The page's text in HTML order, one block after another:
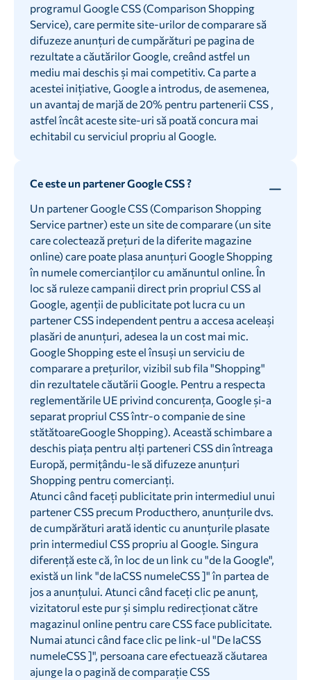
programul Google CSS (Comparison Shopping
Service), care permite site-urilor de comparare să
difuzeze anunțuri de cumpărături pe pagina de
rezultate a căutărilor Google, creând astfel un
mediu mai deschis și mai competitiv. Ca parte a
acestei inițiative, Google a introdus, de asemenea,
un avantaj de marjă de 20% pentru partenerii CSS ,
astfel încât aceste site-uri să poată concura mai
echitabil cu serviciul propriu al Google.
Ce este un partener Google CSS ?
Un partener Google CSS (Comparison Shopping
Service partner) este un site de comparare (un site
care colectează prețuri de la diferite magazine
online) care poate plasa anunțuri Google Shopping
în numele comercianților cu amănuntul online. În
loc să ruleze campanii direct prin propriul CSS al
Google, agenții de publicitate pot lucra cu un
partener CSS independent pentru a accesa aceleași
plasări de anunțuri, adesea la un cost mai mic.
Google Shopping este el însuși un serviciu de
comparare a prețurilor, vizibil sub fila "Shopping"
din rezultatele căutării Google. Pentru a respecta
reglementările UE privind concurența, Google și-a
separat propriul CSS într-o companie de sine
stătătoareGoogle Shopping). Această schimbare a
deschis piața pentru alți parteneri CSS din întreaga
Europă, permițându-le să difuzeze anunțuri
Shopping pentru comercianți.
Atunci când faceți publicitate prin intermediul unui
partener CSS precum Producthero, anunțurile dvs.
de cumpărături arată identic cu anunțurile plasate
prin intermediul CSS propriu al Google. Singura
diferență este că, în loc de un link cu "de la Google",
există un link "de laCSS numeleCSS ]" în partea de
jos a anunțului. Atunci când faceți clic pe anunț,
vizitatorul este pur și simplu redirecționat către
magazinul online pentru care CSS face publicitate.
Numai atunci când face clic pe link-ul "De laCSS
numeleCSS ]", persoana care efectuează căutarea
ajunge la o pagină de comparație CSS